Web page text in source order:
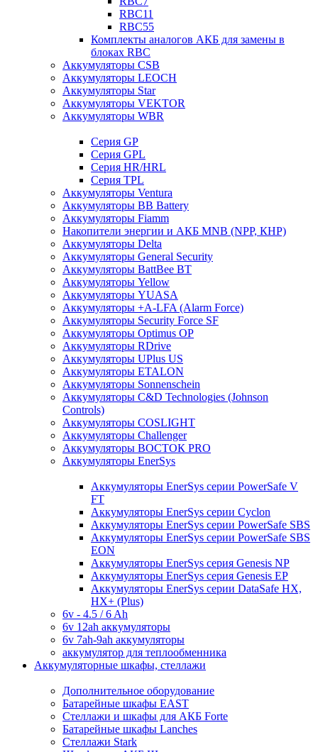
RBC11
RBC55
Комплекты аналогов АКБ для замены в
блоках RBC
Аккумуляторы CSB
Аккумуляторы LEOCH
Аккумуляторы Star
Аккумуляторы VEKTOR
Аккумуляторы WBR
Cерия GP
Серия GPL
Серия HR/HRL
Серия TPL
Аккумуляторы Ventura
Аккумуляторы BB Battery
Аккумуляторы Fiamm
Накопители энергии и АКБ MNB (NPP, КНР)
Аккумуляторы Delta
Аккумуляторы General Security
Аккумуляторы BattBee BT
Аккумуляторы Yellow
Аккумуляторы YUASA
Аккумуляторы +A-LFA (Alarm Force)
Аккумуляторы Security Force SF
Аккумуляторы Optimus OP
Аккумуляторы RDrive
Аккумуляторы UPlus US
Аккумуляторы ETALON
Аккумуляторы Sonnenschein
Аккумуляторы С&D Technologies (Johnson
Controls)
Аккумуляторы COSLIGHT
Аккумуляторы Challenger
Аккумуляторы ВОСТОК PRO
Аккумуляторы EnerSys
Аккумуляторы EnerSys серии PowerSafe V
FT
Аккумуляторы EnerSys серии Cyclon
Аккумуляторы EnerSys серии PowerSafe SBS
Аккумуляторы EnerSys серии PowerSafe SBS
EON
Аккумуляторы EnerSys серия Genesis NP
Аккумуляторы EnerSys серия Genesis EP
Аккумуляторы EnerSys серии DataSafe HX,
HX+ (Plus)
6v - 4.5 / 6 Ah
6v 12ah аккумуляторы
6v 7ah-9ah аккумуляторы
аккумулятор для теплообменника
Аккумуляторные шкафы, стеллажи
Дополнительное оборудование
Батарейные шкафы EAST
Стеллажи и шкафы для АКБ Forte
Батарейные шкафы Lanches
Стеллажи Stark